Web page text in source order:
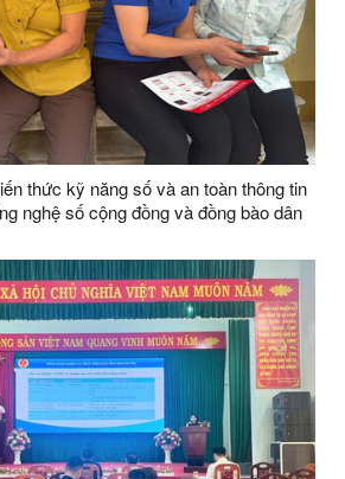
thức kỹ năng số và an toàn thông tin
nghệ số cộng đồng và đồng bào dân